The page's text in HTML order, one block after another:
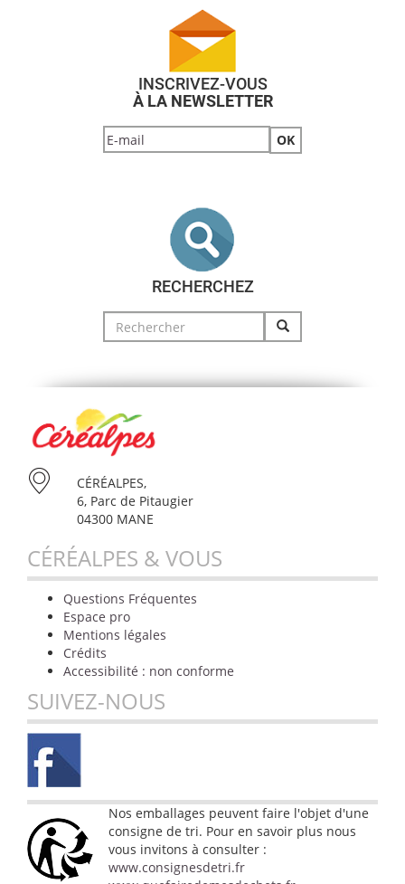
INSCRIVEZ-VOUS
À LA NEWSLETTER
RECHERCHEZ
Search
for:
CÉRÉALPES,
6, Parc de Pitaugier
04300 MANE
CÉRÉALPES & VOUS
Questions Fréquentes
Espace pro
Mentions légales
Crédits
Accessibilité : non conforme
SUIVEZ-NOUS
Nos emballages peuvent faire l'objet d'une
consigne de tri. Pour en savoir plus nous
vous invitons à consulter :
www.consignesdetri.fr